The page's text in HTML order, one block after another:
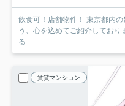
飲食可！店舗物件！ 東京都内
う、心を込めてご紹介してお
る
賃貸マンション